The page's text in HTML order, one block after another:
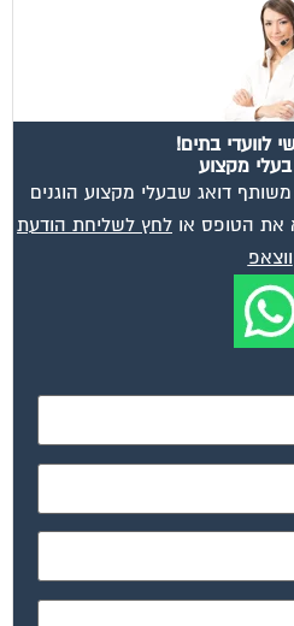
לוועדי בתים!
בעלי מקצוע
דואג שבעלי מקצוע הוגנים
את הטופס או לחץ לשליחת הודעת
ווצאפ